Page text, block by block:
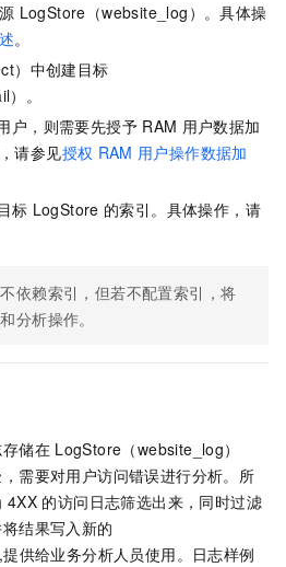
LogStore（website_log）。具体操
。
）中创建目标
。
户，则需要先授予 RAM 用户数据加
请参见授权 RAM 用户操作数据加
标 LogStore 的索引。具体操作，请
依赖索引，但若不配置索引，将
分析操作。
储在 LogStore（website_log）
需要对用户访问错误进行分析。所
4XX 的访问日志筛选出来，同时过滤
结果写入新的
供给业务分析人员使用。日志样例